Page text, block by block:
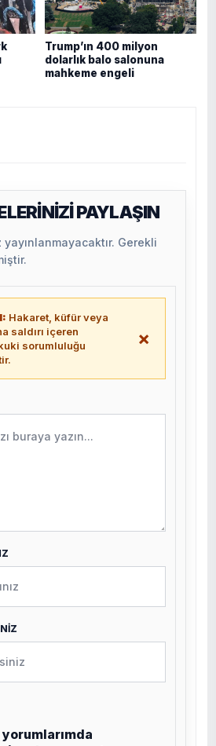
Trump’ın 400 milyon
dolarlık balo salonuna
mahkeme engeli
PAYLAŞIN
Gerekli
Hakaret, küfür veya
saldırı içeren
sorumluluğu
×